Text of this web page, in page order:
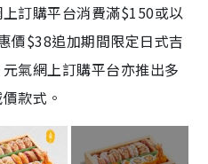
訂購平台消費滿$150或以
價$38追加期間限定日式吉
氣網上訂購平台亦推出多
款式。